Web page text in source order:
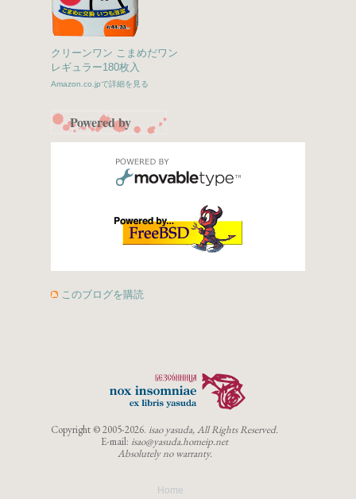
クリーンワン こまめだワン
レギュラー180枚入
Amazon.co.jpで詳細を見る
Powered by
このブログを購読
Copyright ©2005-2026. isao yasuda, All Rights Reserved.
E-mail: isao@yasuda.homeip.net
Absolutely no warranty.
Home